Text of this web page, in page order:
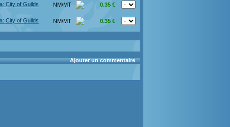
City of Guilds NM/MT 0.35 €
City of Guilds NM/MT 0.35 €
Ajouter un commentaire